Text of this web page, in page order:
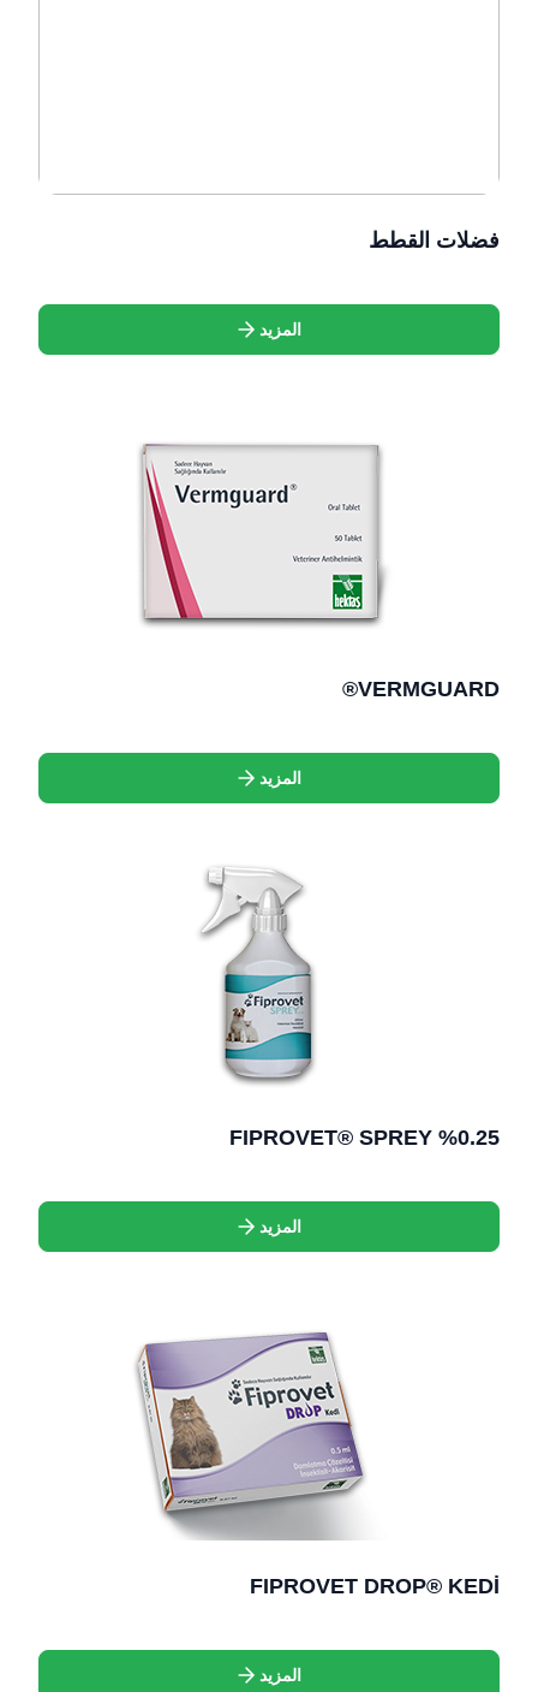
فضلات القطط
المزيد
VERMGUARD®
المزيد
FIPROVET® SPREY %0.25
المزيد
FIPROVET DROP® KEDİ
المزيد